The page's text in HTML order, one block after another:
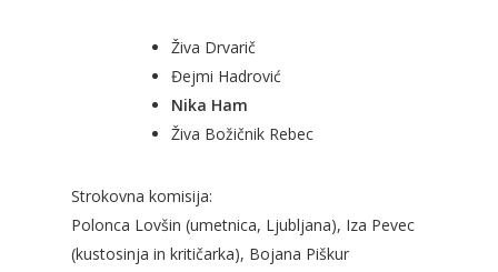
Živa Drvarič
Đejmi Hadrović
Nika Ham
Živa Božičnik Rebec
Strokovna komisija:
Polonca Lovšin (umetnica, Ljubljana), Iza Pevec
(kustosinja in kritičarka), Bojana Piškur